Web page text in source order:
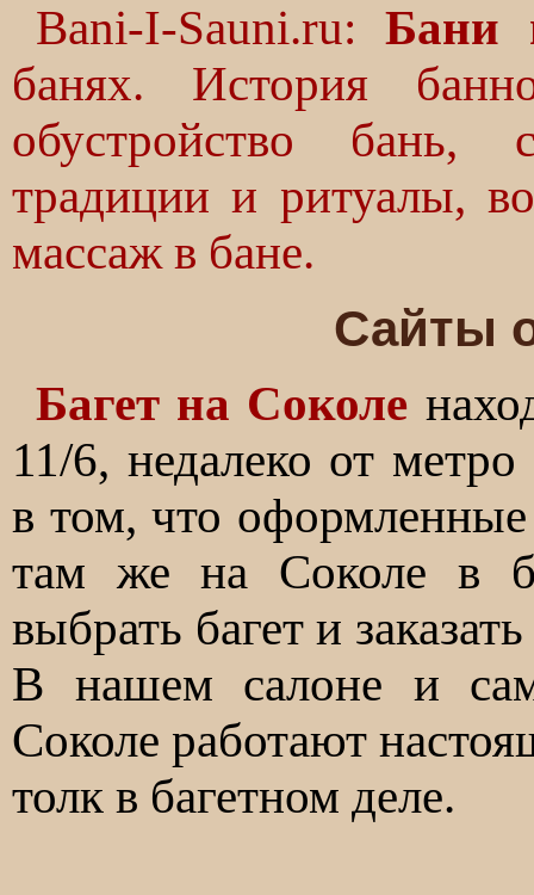
Bani-I-Sauni.ru:Бани
банях. История
обустройство бань,
традиции и ритуалы,
массаж в бане.
Сайты
Багет на Соколе
11/6, недалеко от
в том, что
там же на Соколе в
выбрать багет и
В нашем салоне и
Соколе работают
толк в багетном деле.